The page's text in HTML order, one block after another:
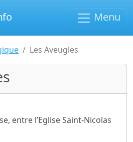
Menu
Les Aveugles
entre l’Eglise Saint-Nicolas